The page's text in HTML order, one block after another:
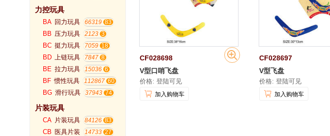
力控玩具
BA 回力玩具 66319
BB 压力玩具 2123
BC 挺力玩具 7059
BD 上链玩具 7847
BE 拉力玩具 15036
BF 惯性玩具 112867
BG 滑行玩具 37943
片装玩具
CA 片装玩具 84126
CB 医具片装 14733
CF028698
V型口哨飞盘
价格: 登陆可见
加入购物车
CF028697
V型飞盘
价格: 登陆可见
加入购物车